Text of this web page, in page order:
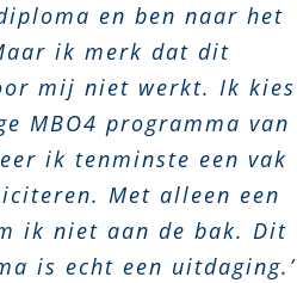
en ben naar het
ik merk dat dit
mij niet werkt. Ik kies
MBO4 programma van
ik tenminste een vak
Met alleen een
ik niet aan de bak. Dit
is echt een uitdaging.’